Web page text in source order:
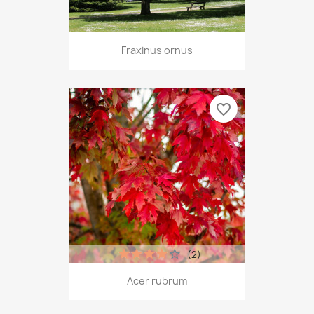
Fraxinus ornus
Acer rubrum
(2)
favorite_border